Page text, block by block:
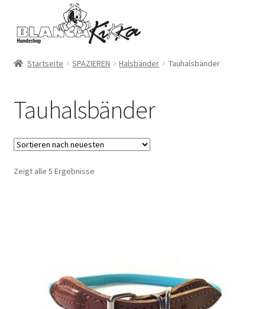
Navigation
springen
Inhalt
springen
Startseite SPAZIEREN Halsbänder Tauhalsbänder
Tauhalsbänder
Zeigt alle 5 Ergebnisse